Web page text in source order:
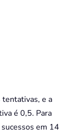
tentativas, e a
é 0,5. Para
em 14